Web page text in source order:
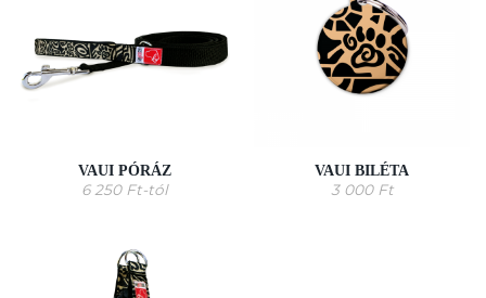
VAUI PÓRÁZ
6 250 Ft-tól
VAUI BILÉTA
3 000 Ft